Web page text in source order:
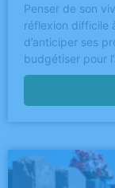
Penser de son
réflexion difficile
d’anticiper ses
budgétiser pour